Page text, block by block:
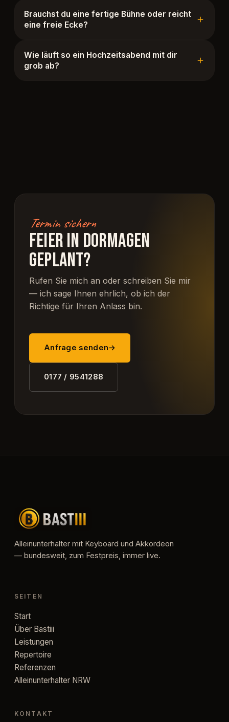
Brauchst du eine fertige Bühne oder reicht
eine freie Ecke?
Wie läuft so ein Hochzeitsabend mit dir
grob ab?
Termin sichern
FEIER IN DORMAGEN
GEPLANT?
Rufen Sie mich an oder schreiben Sie mir
— ich sage Ihnen ehrlich, ob ich der
Richtige für Ihren Anlass bin.
Anfrage senden→
0177 / 9541288
Alleinunterhalter mit Keyboard und Akkordeon
— bundesweit, zum Festpreis, immer live.
SEITEN
Start
Über Bastiii
Leistungen
Repertoire
Referenzen
Alleinunterhalter NRW
KONTAKT